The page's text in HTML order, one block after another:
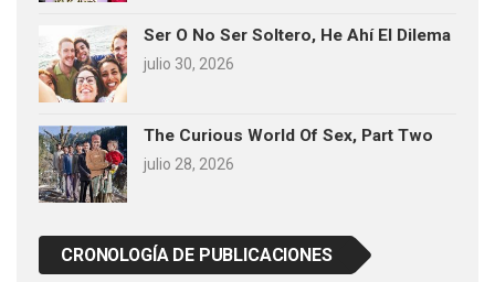
Ser O No Ser Soltero, He Ahí El Dilema
julio 30, 2026
The Curious World Of Sex, Part Two
julio 28, 2026
CRONOLOGÍA DE PUBLICACIONES